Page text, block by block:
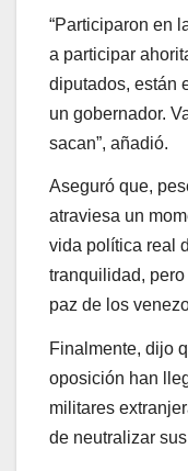
“Participaron en
a participar
diputados, están
un gobernador.
sacan”, añadió.
Aseguró que,
atraviesa un
vida política real
tranquilidad,
paz de los
Finalmente, dijo
oposición han
militares
de neutralizar